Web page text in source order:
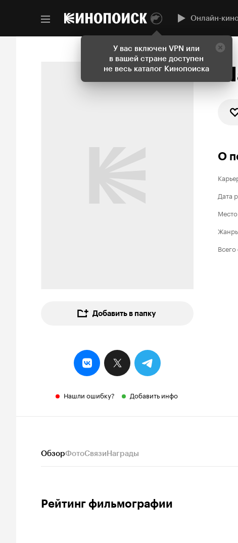
У вас включен VPN или
в вашей стране доступен
не весь каталог Кинопоиска
Онлайн-
Добавить в папку
Нашли ошибку? Добавить инфо
О
Дата
ОбзорФотоСвязиНаграды
Рейтинг фильмографии